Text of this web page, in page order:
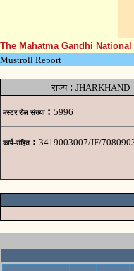
The Mahatma Gandhi
Mustroll Report
राज्य: JHARKHAND
मस्टर रोल संख्या : 5996
कार्य-संहित : 3419003007/IF/